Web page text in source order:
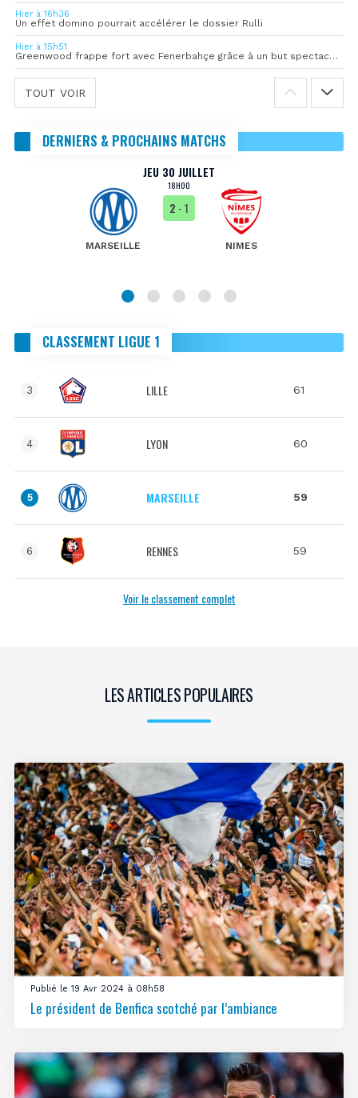
Hier à 16h36
Un effet domino pourrait accélérer le dossier Rulli
Hier à 15h51
Greenwood frappe fort avec Fenerbahçe grâce à un but spectaculaire
TOUT VOIR
DERNIERS & PROCHAINS MATCHS
JEU 30 JUILLET
18H00
MARSEILLE
2 - 1
NIMES
CLASSEMENT LIGUE 1
3 LILLE 61
4 LYON 60
5 MARSEILLE 59
6 RENNES 59
Voir le classement complet
LES ARTICLES POPULAIRES
Publié le 19 Avr 2024 à 08h58
Le président de Benfica scotché par l’ambiance